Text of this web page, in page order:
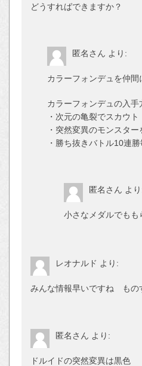
どうすればできますか？
匿名さん より:
カラーフォンデュを仲間
カラーフォンデュの入手
・次元の亀裂でスカウト
・突然変異のモンスタ
・勝ち抜きバトル10連
匿名さん よ
小さなメダルでもも
レオナルド より:
みんな情報早いですね もの
匿名さん より:
ドルイドの突然変異は黒色